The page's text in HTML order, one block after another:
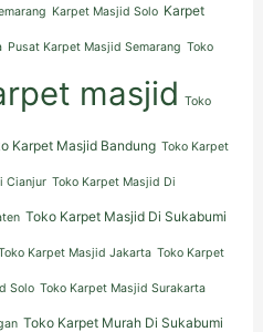
Karpet Masjid Solo Karpet
Pusat Karpet Masjid Semarang Toko
masjid Toko
Karpet Masjid Bandung Toko Karpet
Cianjur Toko Karpet Masjid Di
Toko Karpet Masjid Di Sukabumi
Karpet Masjid Jakarta Toko Karpet
Solo Toko Karpet Masjid Surakarta
Toko Karpet Murah Di Sukabumi